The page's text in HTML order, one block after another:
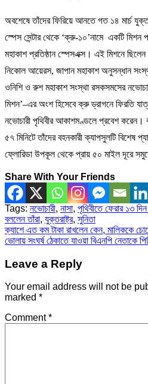
অবশেষে তাঁদের ফিরিয়ে আনতে গত ১৪ মার্চ
স্পেস সেন্টার থেকে ‘ক্রু-১০’নামে একটি মিশন
মহাকাশ প্রতিষ্ঠান স্পেসএক্স। এই মিশনে
নিকোল আয়েরস, জাপান মহাকাশ অনুসন্ধান
ওনিশি ও রুশ মহাকাশ সংস্থা রসকসমসের
মিশন’–এর অংশ হিসেবে ক্রু ড্রাগনে ফিরতি
নভোচারী পৃথিবীর আকাশমণ্ডলে প্রবেশ করেন।
৫৭ মিনিটে তাঁদের বহনকারী ক্যাপসুলটি বিশেষ
ফ্লোরিডা উপকূল থেকে প্রায় ৫০ মাইল দূরে
Share With Your Friends
Tags: নভোচারী, নাসা, পৃথিবীতে ফেরার ১৩
বললেন তাঁরা, যুক্তরাষ্ট্র, সুনিতা
Post
navigation
ক্যাশে এত কম টাকা রাখলেন কেন, মালিককে
ভোলায় সংঘর্ষ ঠেকাতে যাওয়া বিএনপি নেতাকে
Leave a Reply
Your email address will not be
marked *
Comment*